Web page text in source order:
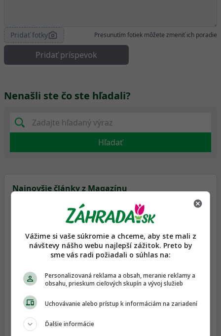
Pridať fotky Presunutím fotiek môžete zmeniť ich poradie
Pridať príspevok
Nenašli ste čo ste hľadali?
Hľadať
Najnovšie články z Magazínu
Hnedožlté škvrny na rajčinách: Ako spoznať
obávanú pleseň a čím sa líši od poruchy
výživy?
Vážime si vaše súkromie a chceme, aby ste mali z
návštevy nášho webu najlepší zážitok. Preto by
sme vás radi požiadali o súhlas na:
Personalizovaná reklama a obsah, meranie reklamy a
obsahu, prieskum cieľových skupín a vývoj služieb
Uchovávanie alebo prístup k informáciám na zariadení
Ďalšie informácie